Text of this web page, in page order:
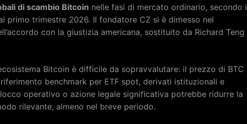
di scambio Bitcoin nelle fasi di mercato ordinario, secondo i
primo trimestre 2026. Il fondatore CZ si è dimesso nel
con la giustizia americana, sostituito da Richard Teng
Bitcoin è difficile da sopravvalutare: il prezzo di BTC
benchmark per ETF spot, derivati istituzionali e
operativo o azione legale significativa potrebbe ridurre la
rilevante, almeno nel breve periodo.